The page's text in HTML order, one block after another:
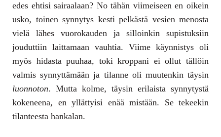
edes ehtisi sairaalaan? No tähän viimeiseen en oikein
usko, toinen synnytys kesti pelkästä vesien menosta
vielä lähes vuorokauden ja silloinkin supistuksiin
jouduttiin laittamaan vauhtia. Viime käynnistys oli
myös hidasta puuhaa, toki kroppani ei ollut tällöin
valmis synnyttämään ja tilanne oli muutenkin täysin
luonnoton. Mutta kolme, täysin erilaista synnytystä
kokeneena, en yllättyisi enää mistään. Se tekeekin
tilanteesta hankalan.